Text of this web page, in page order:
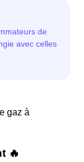
gaz à